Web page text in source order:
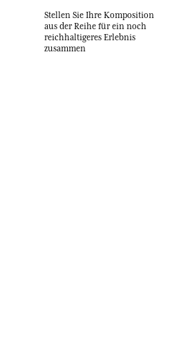
Stellen Sie Ihre Komposition
aus der Reihe für ein noch
reichhaltigeres Erlebnis
zusammen